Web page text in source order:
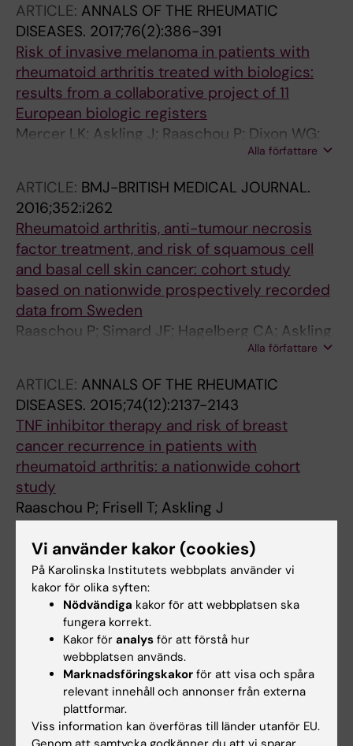
ARTICLE: ANNALS OF THE RHEUMATIC
DISEASES. 2017;76(2):386-391
Risk of invasive melanoma in patients with
rheumatoid arthritis treated with biologics:
results from a collaborative project of 11
European biologic registers
Mercer LK; Askling J; Raaschou P; Dixon WG;
Dreyer L; Hetland ML; Strangfeld A; Zink A;
Zavada J; Morel J; Gottenberg J-E; Hyrich KL;
Listing J
Alla författare
ARTICLE: BMJ-BRITISH MEDICAL JOURNAL.
2016;352:i262
Rheumatoid arthritis, anti-tumour necrosis
factor treatment, and risk of squamous cell
and basal cell skin cancer: cohort study
based on nationwide prospectively recorded
data from Sweden
Raaschou P; Simard JF; Hagelberg CA; Askling
Alla författare
ARTICLE: ANNALS OF THE RHEUMATIC
DISEASES. 2015;74(12):2137-2143
TNF inhibitor therapy and risk of breast
cancer recurrence in patients with
rheumatoid arthritis: a nationwide cohort
study
Raaschou P; Frisell T; Askling J
ARTICLE:BMJ-BRITISH MEDICAL JOURNAL.
2013;346:f1939
Rheumatoid arthritis, anti-tumour necrosis
factor therapy, and risk of malignant
melanoma: nationwide population based
prospective cohort study from Sweden
Raaschou P; Simard JF; Holmqvist M; Askling J
ARTICLE:LAKARTIDNINGEN.
2013;110(3):82-84
[Observational cohort studies. Overview and
Vi använder kakor (cookies)
På Karolinska Institutets webbplats använder vi
kakor för olika syften:
Nödvändiga kakor för att webbplatsen ska
fungera korrekt.
Kakor för analys för att förstå hur
webbplatsen används.
Marknadsföringskakor för att visa och spåra
relevant innehåll och annonser från externa
plattformar.
Viss information kan överföras till länder utanför EU.